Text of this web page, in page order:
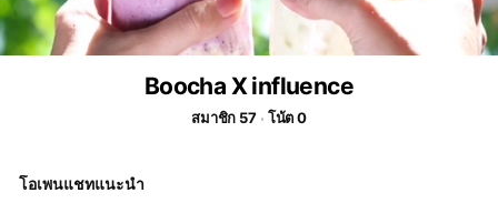
Boocha X influence
สมาชิก 57 โน้ต 0
โอเพนแชทแนะนำ